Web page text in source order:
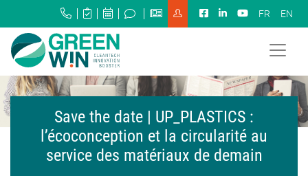
FR EN
Save the date | UP_PLASTICS :
l’écoconception et la circularité au
service des matériaux de demain